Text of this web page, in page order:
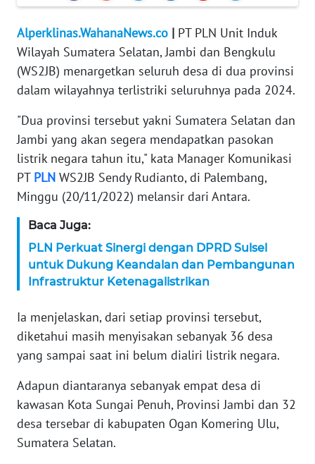
Alperklinas.WahanaNews.co | PT PLN Unit Induk
Wilayah Sumatera Selatan, Jambi dan Bengkulu
(WS2JB) menargetkan seluruh desa di dua provinsi
dalam wilayahnya terlistriki seluruhnya pada 2024.
"Dua provinsi tersebut yakni Sumatera Selatan dan
Jambi yang akan segera mendapatkan pasokan
listrik negara tahun itu," kata Manager Komunikasi
PT PLN WS2JB Sendy Rudianto, di Palembang,
Minggu (20/11/2022) melansir dari Antara.
Baca Juga:
PLN Perkuat Sinergi dengan DPRD Sulsel
untuk Dukung Keandalan dan Pembangunan
Infrastruktur Ketenagalistrikan
Ia menjelaskan, dari setiap provinsi tersebut,
diketahui masih menyisakan sebanyak 36 desa
yang sampai saat ini belum dialiri listrik negara.
Adapun diantaranya sebanyak empat desa di
kawasan Kota Sungai Penuh, Provinsi Jambi dan 32
desa tersebar di kabupaten Ogan Komering Ulu,
Sumatera Selatan.
PEDOMAN
SIBER
REDAKSI
KARIR
DISCLAIMER
News
Regional
WN
SUMUT
JAKARTA
WN
WN
BANTEN